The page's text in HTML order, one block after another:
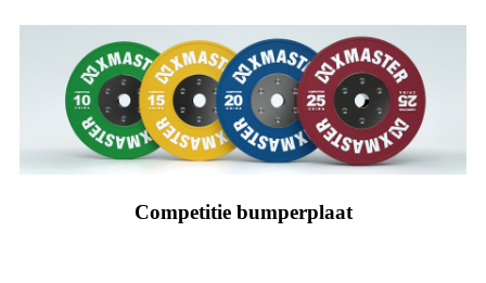
Competitie bumperplaat